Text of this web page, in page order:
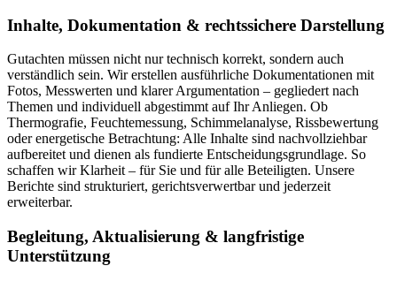
Inhalte, Dokumentation & rechtssichere Darstellung
Gutachten müssen nicht nur technisch korrekt, sondern auch
verständlich sein. Wir erstellen ausführliche Dokumentationen mit
Fotos, Messwerten und klarer Argumentation – gegliedert nach
Themen und individuell abgestimmt auf Ihr Anliegen. Ob
Thermografie, Feuchtemessung, Schimmelanalyse, Rissbewertung
oder energetische Betrachtung: Alle Inhalte sind nachvollziehbar
aufbereitet und dienen als fundierte Entscheidungsgrundlage. So
schaffen wir Klarheit – für Sie und für alle Beteiligten. Unsere
Berichte sind strukturiert, gerichtsverwertbar und jederzeit
erweiterbar.
Begleitung, Aktualisierung & langfristige
Unterstützung